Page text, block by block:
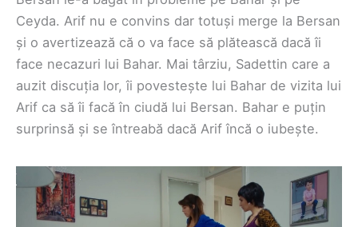
Ceyda. Arif nu e convins dar totuși merge la Bersan
și o avertizează că o va face să plătească dacă îi
face necazuri lui Bahar. Mai târziu, Sadettin care a
auzit discuția lor, îi povestește lui Bahar de vizita lui
Arif ca să îi facă în ciudă lui Bersan. Bahar e puțin
surprinsă și se întreabă dacă Arif încă o iubește.